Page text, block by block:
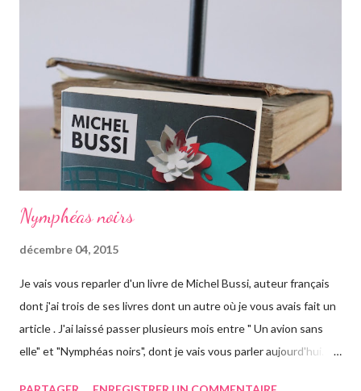
globe. Habituée à voyager, mais jamais seule, ce long courrier lui
d'arriver en Australie, elle fait escale plusieurs semaines en
Thaïlande, sur l'île de Krabi, où elle était déjà allée avec sa soeur.
Elle retrouve des personnes qu'elle conn...
Nymphéas noirs
décembre 04, 2015
Je vais vous reparler d'un livre de Michel Bussi, auteur français
dont j'ai trois de ses livres dont un autre où je vous avais fait un
article . J'ai laissé passer plusieurs mois entre " Un avion sans
elle" et "Nymphéas noirs", dont je vais vous parler aujourd'hui.